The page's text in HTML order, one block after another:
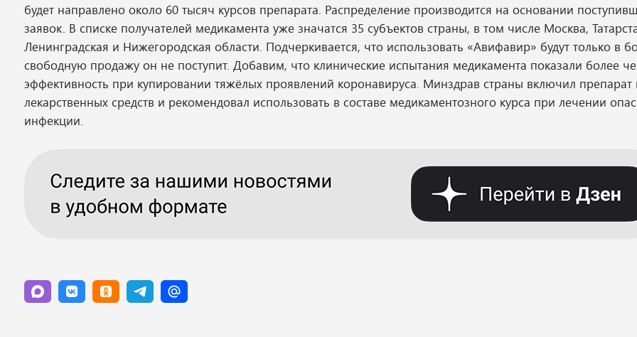
будет направлено около 60 тысяч курсов препарата. Распределение производится на основании
заявок. В списке получателей медикамента уже значатся 35 субъектов страны, в том числе Москва,
Ленинградская и Нижегородская области. Подчеркивается, что использовать «Авифавир» будут только в
свободную продажу он не поступит. Добавим, что клинические испытания медикамента показали более
эффективность при купировании тяжёлых проявлений коронавируса. Минздрав страны включил препарат
лекарственных средств и рекомендовал использовать в составе медикаментозного курса при лечении
инфекции.